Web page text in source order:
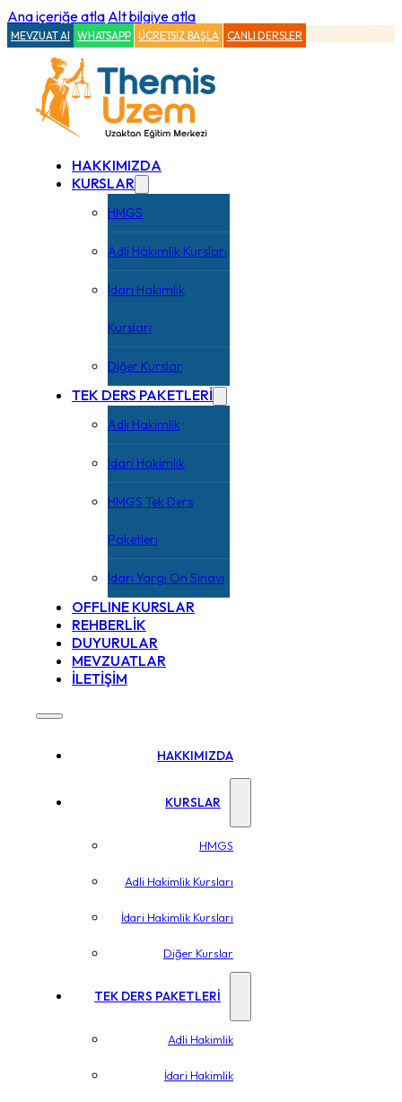
Ana içeriğe atla Alt bilgiye atla
MEVZUAT AI WHATSAPP ÜCRETSİZ BAŞLA CANLI DERSLER
HAKKIMIZDA
KURSLAR
HMGS
Adli Hakimlik Kursları
İdari Hakimlik
Kursları
Diğer Kurslar
TEK DERS PAKETLERİ
Adli Hakimlik
İdari Hakimlik
HMGS Tek Ders
Paketleri
İdari Yargı Ön Sınavı
OFFLINE KURSLAR
REHBERLİK
DUYURULAR
MEVZUATLAR
İLETİŞİM
HAKKIMIZDA
KURSLAR
HMGS
Adli Hakimlik Kursları
İdari Hakimlik Kursları
Diğer Kurslar
TEK DERS PAKETLERİ
Adli Hakimlik
İdari Hakimlik